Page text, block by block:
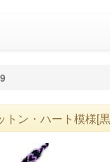
ン・ハート模様[